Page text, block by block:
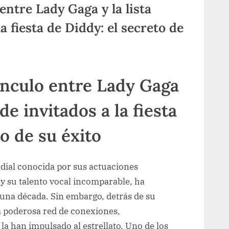
Lady Gaga y la lista
fiesta de Diddy: el secreto de
entre Lady Gaga
invitados a la fiesta
de su éxito
conocida por sus actuaciones
su talento vocal incomparable, ha
década. Sin embargo, detrás de su
red de conexiones,
han impulsado al estrellato. Uno de los